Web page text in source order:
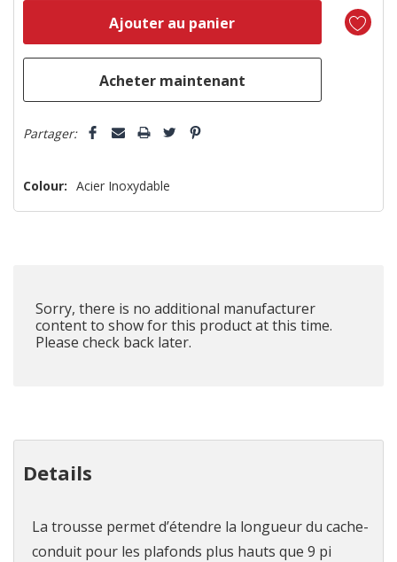
plus
Partager:
Colour: Acier Inoxydable
Sorry, there is no additional manufacturer
content to show for this product at this time.
Please check back later.
Details
La trousse permet d’étendre la longueur du cache-
conduit pour les plafonds plus hauts que 9 pi